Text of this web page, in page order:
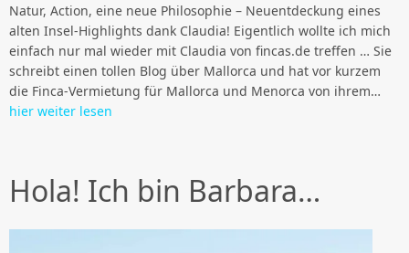
Natur, Action, eine neue Philosophie – Neuentdeckung eines
alten Insel-Highlights dank Claudia! Eigentlich wollte ich mich
einfach nur mal wieder mit Claudia von fincas.de treffen … Sie
schreibt einen tollen Blog über Mallorca und hat vor kurzem
die Finca-Vermietung für Mallorca und Menorca von ihrem…
hier weiter lesen
Hola! Ich bin Barbara…